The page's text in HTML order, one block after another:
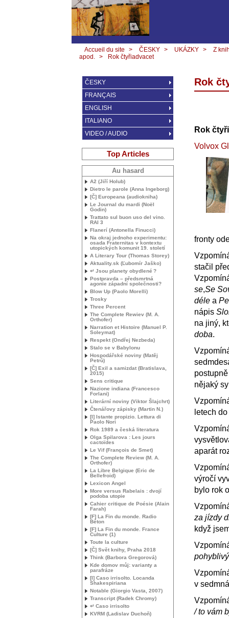
Accueil du site > ČESKY > UKÁZKY >
Z
apod. > Rok čtyřiadvacet
Rok
Rok
Volvox
fronty
stačil
se,Se
déle a
nápis
na jiný,
doba.
nějaký
letech do
aparát
výročí
bylo rok
za jízdy
když
v
/ to vám
ČESKY
FRANÇAIS
ENGLISH
ITALIANO
VIDEO / AUDIO
Top Articles
Au hasard
A2 (Jiří Holub)
Dietro le parole (Anna Ingeborg)
[Č] Europeana (audiokniha)
Le Journal du mardi (Noël
Godin)
Trattato sul buon uso del vino.
RAI 3
Flanerí (Antonella Finucci)
Na okraj jednoho experimentu:
osada Fraternitas v kontextu
utopických komunit 19. století
A Literary Tour (Thomas Storey)
Aktuality.sk (Ľubomír Jaško)
↵ Jsou planety obydlené ?
Postpravda – předsmrtná
agonie západní společnosti?
Blow Up (Paolo Morelli)
Trosky
Three Percent
The Complete Rewiev (M. A.
Orthofer)
Narration et Histoire (Manuel P.
Soleymat)
Respekt (Ondřej Nezbeda)
Stalo se v Babylonu
Hospodářské noviny (Matěj
Petrů)
[Č] Exil a samizdat (Bratislava,
2015)
Sens critique
Nazione indiana (Francesco
Forlani)
Literární noviny (Viktor Šlajchrt)
Čtenářovy zápisky (Martin N.)
[I] Istante propizio. Lettura di
Paolo Nori
Rok 1989 a česká literatura
Olga Spilarova : Les jours
cactoïdes
Le Vif (François de Smet)
The Complete Review (M. A.
Orthofer)
La Libre Belgique (Eric de
Bellefroid)
Lexicon Angel
More versus Rabelais : dvojí
podoba utopie
Cahier critique de Poésie (Alain
Farah)
[F] La Fin du monde. Radio
Béton
[F] La Fin du monde. France
Culture (1)
Toute la culture
[Č] Svět knihy, Praha 2018
Think (Barbora Gregorová)
Kde domov můj: varianty a
parafráze
[I] Caso irrisolto. Locanda
Shakespiriana
Notable (Giorgio Vasta, 2007)
Transcript (Radek Chromy)
↵ Caso irrisolto
KVRM (Ladislav Duchoň)